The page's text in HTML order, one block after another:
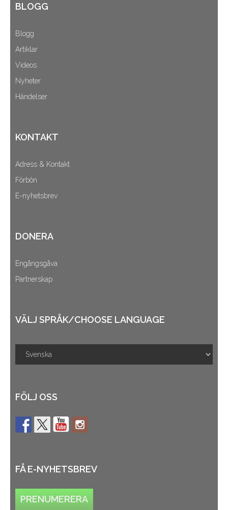
BLOGG
Blogg
Artiklar
Videos
Nyheter
Händelser
KONTAKT
Adress & Kontakt
Förbön
E-nyhetsbrev
DONERA
Engångsgåva
Partnerskap
VÄLJ SPRÅK/CHOOSE LANGUAGE
FÖLJ OSS
FÅ E-NYHETSBREV
PRENUMERERA